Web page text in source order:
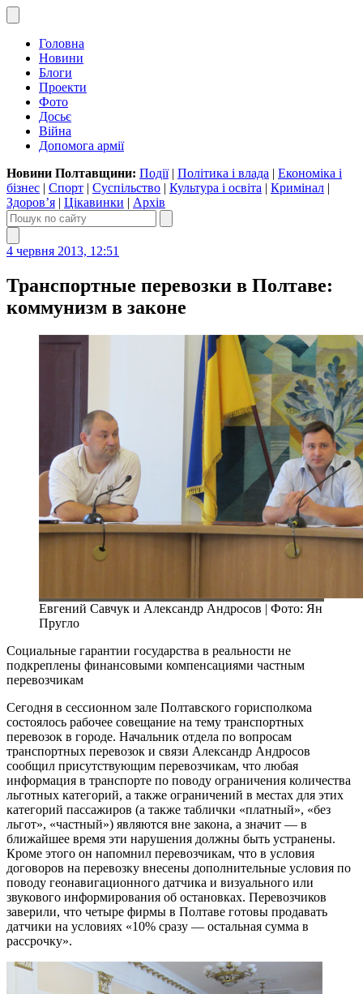
Головна
Новини
Блоги
Проекти
Фото
Досьє
Війна
Допомога армії
Новини Полтавщини: Події| Політика і влада | Економіка і
бізнес | Спорт | Суспільство | Культура і освіта | Кримінал |
Здоров’я | Цікавинки | Архів
4 червня 2013, 12:51
Транспортные перевозки в Полтаве:
коммунизм в законе
Евгений Савчук и Александр Андросов | Фото: Ян
Пругло
Социальные гарантии государства в реальности не
подкреплены финансовыми компенсациями частным
перевозчикам
Сегодня в сессионном зале Полтавского горисполкома
состоялось рабочее совещание на тему транспортных
перевозок в городе. Начальник отдела по вопросам
транспортных перевозок и связи Александр Андросов
сообщил присутствующим перевозчикам, что любая
информация в транспорте по поводу ограничения количества
льготных категорий, а также ограничений в местах для этих
категорий пассажиров (а также таблички «платный», «без
льгот», «частный») являются вне закона, а значит — в
ближайшее время эти нарушения должны быть устранены.
Кроме этого он напомнил перевозчикам, что в условия
договоров на перевозку внесены дополнительные условия по
поводу геонавигационного датчика и визуального или
звукового информирования об остановках. Перевозчиков
заверили, что четыре фирмы в Полтаве готовы продавать
датчики на условиях «10% сразу — остальная сумма в
рассрочку».